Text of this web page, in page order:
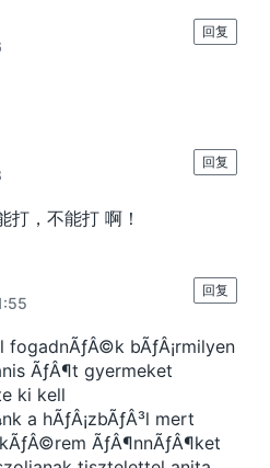
回复
打，不能打 啊！
回复
bÃƒÂ¡rmilyen
ÃƒÂ¶t gyermeket
ki kell
a hÃƒÂ¡zbÃƒÂ³l mert
ÃƒÂ¶nnÃƒÂ¶ket
回复